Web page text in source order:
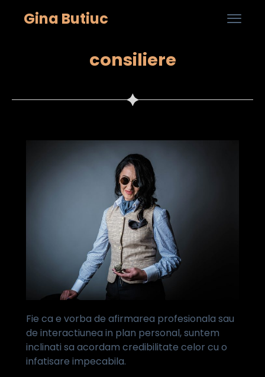
Gina Butiuc
consiliere
Fie ca e vorba de afirmarea profesionala sau
de interactiunea in plan personal, suntem
inclinati sa acordam credibilitate celor cu o
infatisare impecabila.